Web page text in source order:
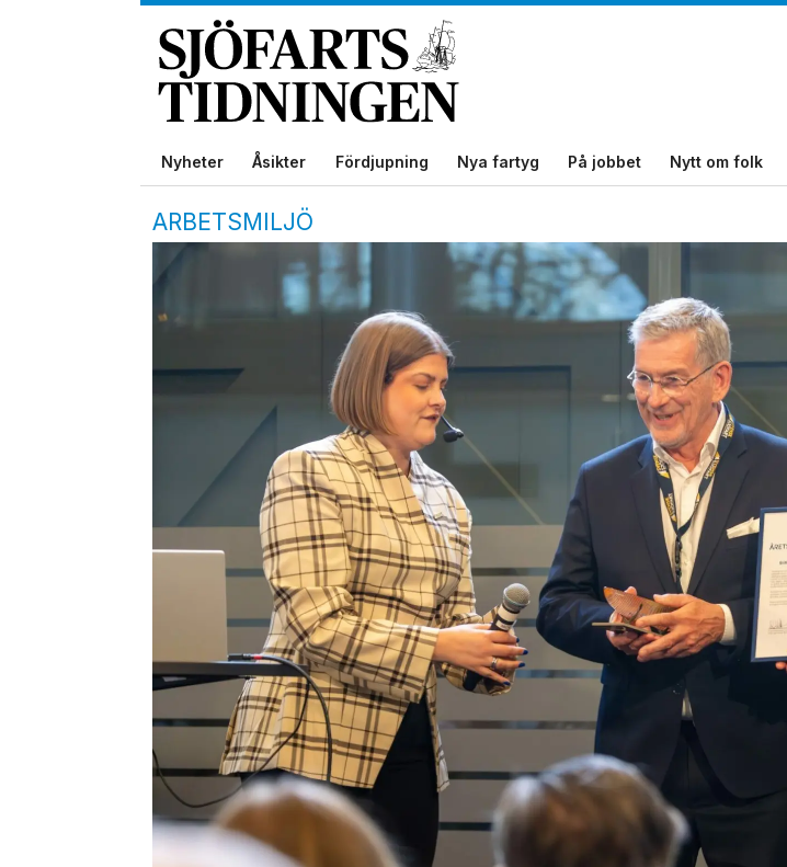
Nyheter Åsikter Fördjupning Nya fartyg På jobbet Nytt om folk
ARBETSMILJÖ